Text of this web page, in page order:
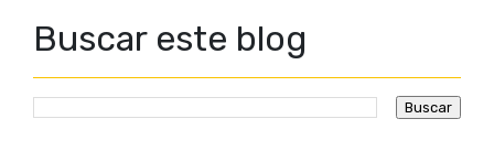
Buscar este blog